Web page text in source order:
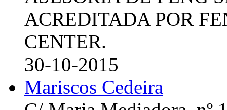
ACREDITADA POR
CENTER.
30-10-2015
Mariscos Cedeira